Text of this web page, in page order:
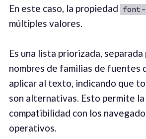
En este caso, la propiedad
múltiples valores.
Es una lista priorizada, separada
nombres de familias de fuentes
aplicar al texto, indicando que
son alternativas. Esto permite la
compatibilidad con los
operativos.